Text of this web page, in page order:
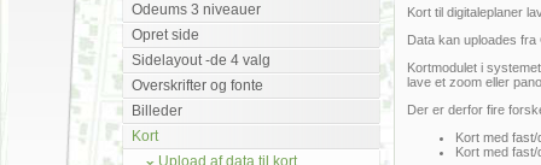
Odeums 3 niveauer
Opret side
Sidelayout -de 4 valg
Overskrifter og fonte
Billeder
Kort
Upload af data til kort
Kort til digitaleplaner
Data kan uploades
Kortmodulet i
lave et zoom eller
Der er derfor fire
Kort med
Kort med